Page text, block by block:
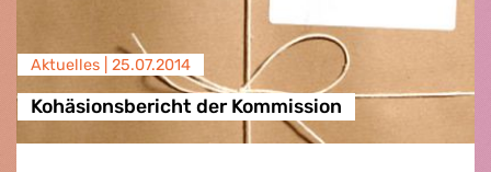
Aktuelles | 25.07.2014
Kohäsionsbericht der Kommission